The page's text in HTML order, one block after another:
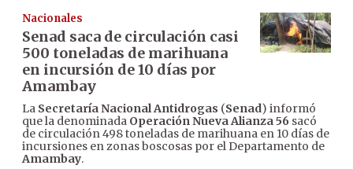
Nacionales
Senad saca de circulación casi
500 toneladas de marihuana
en incursión de 10 días por
Amambay
La Secretaría Nacional Antidrogas (Senad) informó
que la denominada Operación Nueva Alianza 56 sacó
de circulación 498 toneladas de marihuana en 10 días de
incursiones en zonas boscosas por el Departamento de
Amambay.